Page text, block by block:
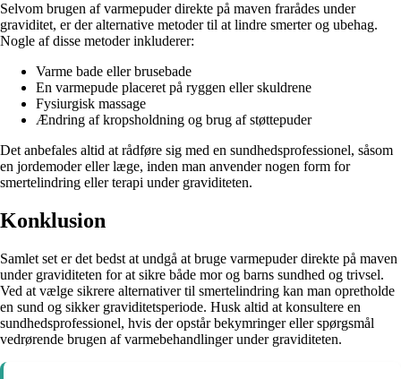
Selvom brugen af varmepuder direkte på maven frarådes under
graviditet, er der alternative metoder til at lindre smerter og ubehag.
Nogle af disse metoder inkluderer:
Varme bade eller brusebade
En varmepude placeret på ryggen eller skuldrene
Fysiurgisk massage
Ændring af kropsholdning og brug af støttepuder
Det anbefales altid at rådføre sig med en sundhedsprofessionel, såsom
en jordemoder eller læge, inden man anvender nogen form for
smertelindring eller terapi under graviditeten.
Konklusion
Samlet set er det bedst at undgå at bruge varmepuder direkte på maven
under graviditeten for at sikre både mor og barns sundhed og trivsel.
Ved at vælge sikrere alternativer til smertelindring kan man opretholde
en sund og sikker graviditetsperiode. Husk altid at konsultere en
sundhedsprofessionel, hvis der opstår bekymringer eller spørgsmål
vedrørende brugen af varmebehandlinger under graviditeten.